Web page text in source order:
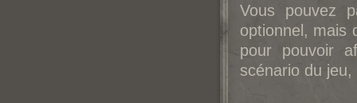
Vous pouvez
optionnel, mais
pour pouvoir
scénario du